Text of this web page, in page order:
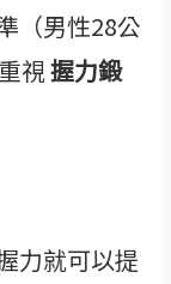
（男性28公
視握力鍛
力就可以提